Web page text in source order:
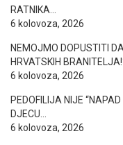
RATNIKA…
6 kolovoza, 2026
NEMOJMO DOPUSTITI
HRVATSKIH
6 kolovoza, 2026
PEDOFILIJA NIJE
DJECU…
6 kolovoza, 2026